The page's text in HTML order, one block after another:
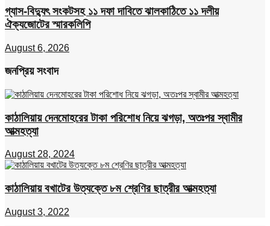
গ্যাস-বিদ্যুৎ সংকটসহ ১১ দফা দাবিতে ঝালকাঠিতে ১১ দলীয়
ঐক্যজোটের স্মারকলিপি
August 6, 2026
জনপ্রিয় সংবাদ
কাঠালিয়ায় দেনমোহরের টাকা পরিশোধ নিয়ে ঝগড়া, অতঃপর স্বামীর
আত্মহত্যা
August 28, 2024
কাঠালিয়ায় বখাটের উত্যক্তে ৮ম শ্রেণির ছাত্রীর আত্মহত্যা
August 3, 2022